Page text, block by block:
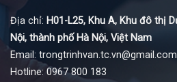
Địa chỉ: H01-L25, Khu A, Khu đô thị
Nội, thành phố Hà Nội, Việt Nam
Email: trongtrinhvan.tc.vn@gmail.com
Hotline: 0967 800 183